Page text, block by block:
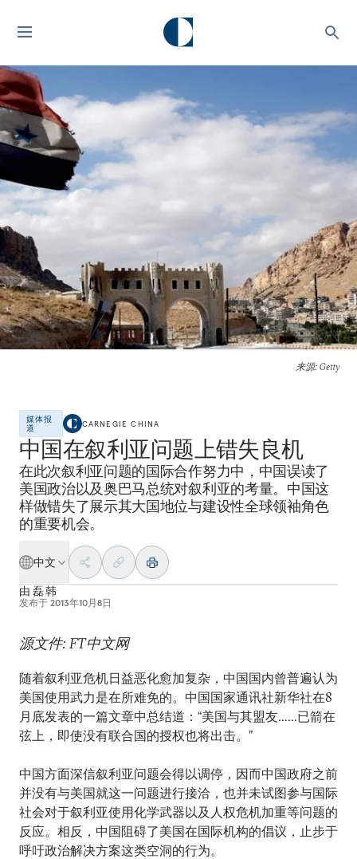
来源: Getty
媒体报
道
CARNEGIE CHINA
中国在叙利亚问题上错失良机
在此次叙利亚问题的国际合作努力中，中国误读了
美国政治以及奥巴马总统对叙利亚的考量。中国这
样做错失了展示其大国地位与建设性全球领袖角色
的重要机会。
中文
由 磊 韩
发布于 2013年10月8日
源文件: FT中文网
随着叙利亚危机日益恶化愈加复杂，中国国内曾普遍认为
美国使用武力是在所难免的。中国国家通讯社新华社在8
月底发表的一篇文章中总结道：“美国与其盟友……已箭在
弦上，即使没有联合国的授权也将出击。”
中国方面深信叙利亚问题会得以调停，因而中国政府之前
并没有与美国就这一问题进行接洽，也并未试图参与国际
社会对于叙利亚使用化学武器以及人权危机加重等问题的
反应。相反，中国阻碍了美国在国际机构的倡议，止步于
呼吁政治解决方案这类空洞的行为。